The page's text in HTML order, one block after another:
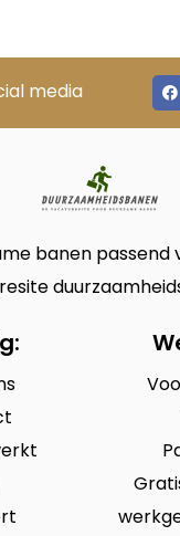
media
banen passend